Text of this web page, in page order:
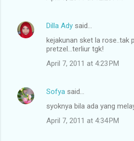
Dilla Ady said…
kejakunan sket la rose..tak
pretzel...terliur tgk!
April 7, 2011 at 4:23 PM
Sofya said…
syoknya bila ada yang
April 7, 2011 at 4:34 PM